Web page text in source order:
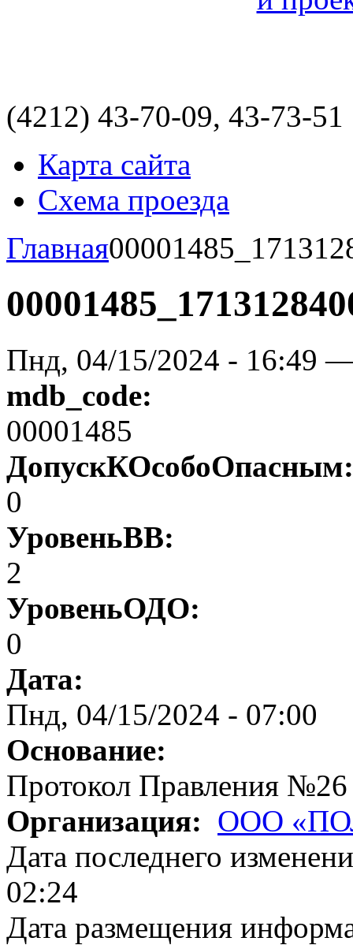
(4212) 43-70-09, 43-73-51
Карта сайта
Схема проезда
Главная
Пнд, 04/15/2024 - 16:49
mdb_code:
00001485
0
УровеньВВ:
2
УровеньОДО:
0
Дата:
Пнд, 04/15/2024 - 07:00
Основание:
Протокол Правления №26
Организация: ООО
Дата последнего
02:24
Дата размещения